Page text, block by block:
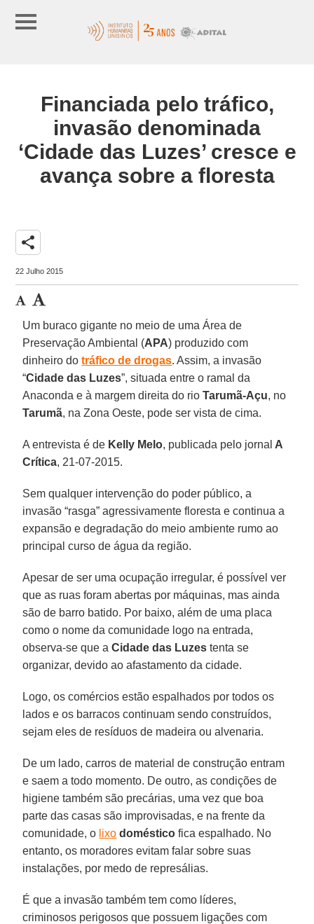
Financiada pelo tráfico,
invasão denominada
‘Cidade das Luzes’ cresce e
avança sobre a floresta
share
22 Julho 2015
Um buraco gigante no meio de uma Área de
Preservação Ambiental (APA) produzido com
dinheiro dotráfico de drogas. Assim, a invasão
“Cidade das Luzes”, situada entre o ramal da
Anaconda e à margem direita do rioTarumã-Açu, no
Tarumã, na Zona Oeste, pode ser vista de cima.
A entrevista é de Kelly Melo, publicada pelo jornal A
Crítica, 21-07-2015.
Sem qualquer intervenção do poder público, a
invasão “rasga” agressivamente floresta e continua a
expansão e degradação do meio ambiente rumo ao
principal curso de água da região.
Apesar de ser uma ocupação irregular, é possível ver
que as ruas foram abertas por máquinas, mas ainda
são de barro batido. Por baixo, além de uma placa
como o nome da comunidade logo na entrada,
observa-se que aCidade das Luzes tenta se
organizar, devido ao afastamento da cidade.
Logo, os comércios estão espalhados por todos os
lados e os barracos continuam sendo construídos,
sejam eles de resíduos de madeira ou alvenaria.
De um lado, carros de material de construção entram
e saem a todo momento. De outro, as condições de
higiene também são precárias, uma vez que boa
parte das casas são improvisadas, e na frente da
comunidade, o lixo doméstico fica espalhado. No
entanto, os moradores evitam falar sobre suas
instalações, por medo de represálias.
É que a invasão também tem como líderes,
criminosos perigosos que possuem ligações com